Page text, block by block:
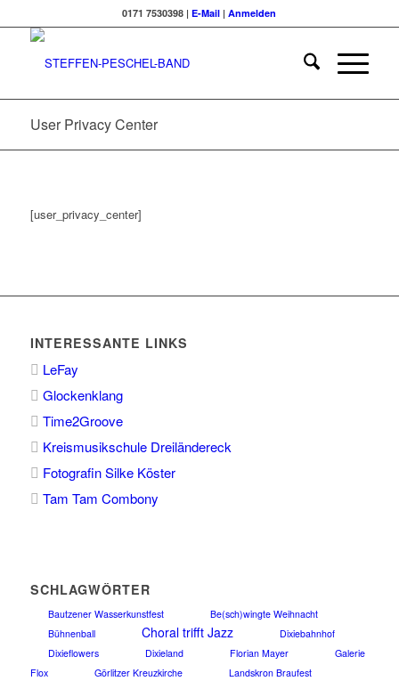
0171 7530398 |E-Mail |Anmelden
User Privacy Center
[user_privacy_center]
INTERESSANTE LINKS
LeFay
Glockenklang
Time2Groove
Kreismusikschule Dreiländereck
Fotografin Silke Köster
Tam Tam Combony
SCHLAGWÖRTER
Bautzener Wasserkunstfest
Be(sch)wingte Weihnacht
Bühnenball
Choral trifft Jazz
Dixiebahnhof
Dixieflowers
Dixieland Florian Mayer
Galerie
Flox
Görlitzer Kreuzkirche
Landskron Braufest